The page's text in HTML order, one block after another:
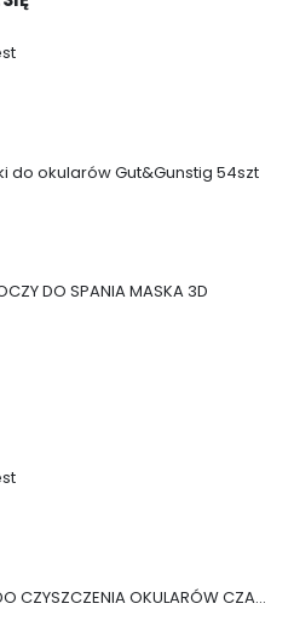
do okularów Gut&Gunstig 54szt
DO SPANIA MASKA 3D
5
ŚCIERECZKI DO CZYSZCZENIA OKULARÓW CZARNE